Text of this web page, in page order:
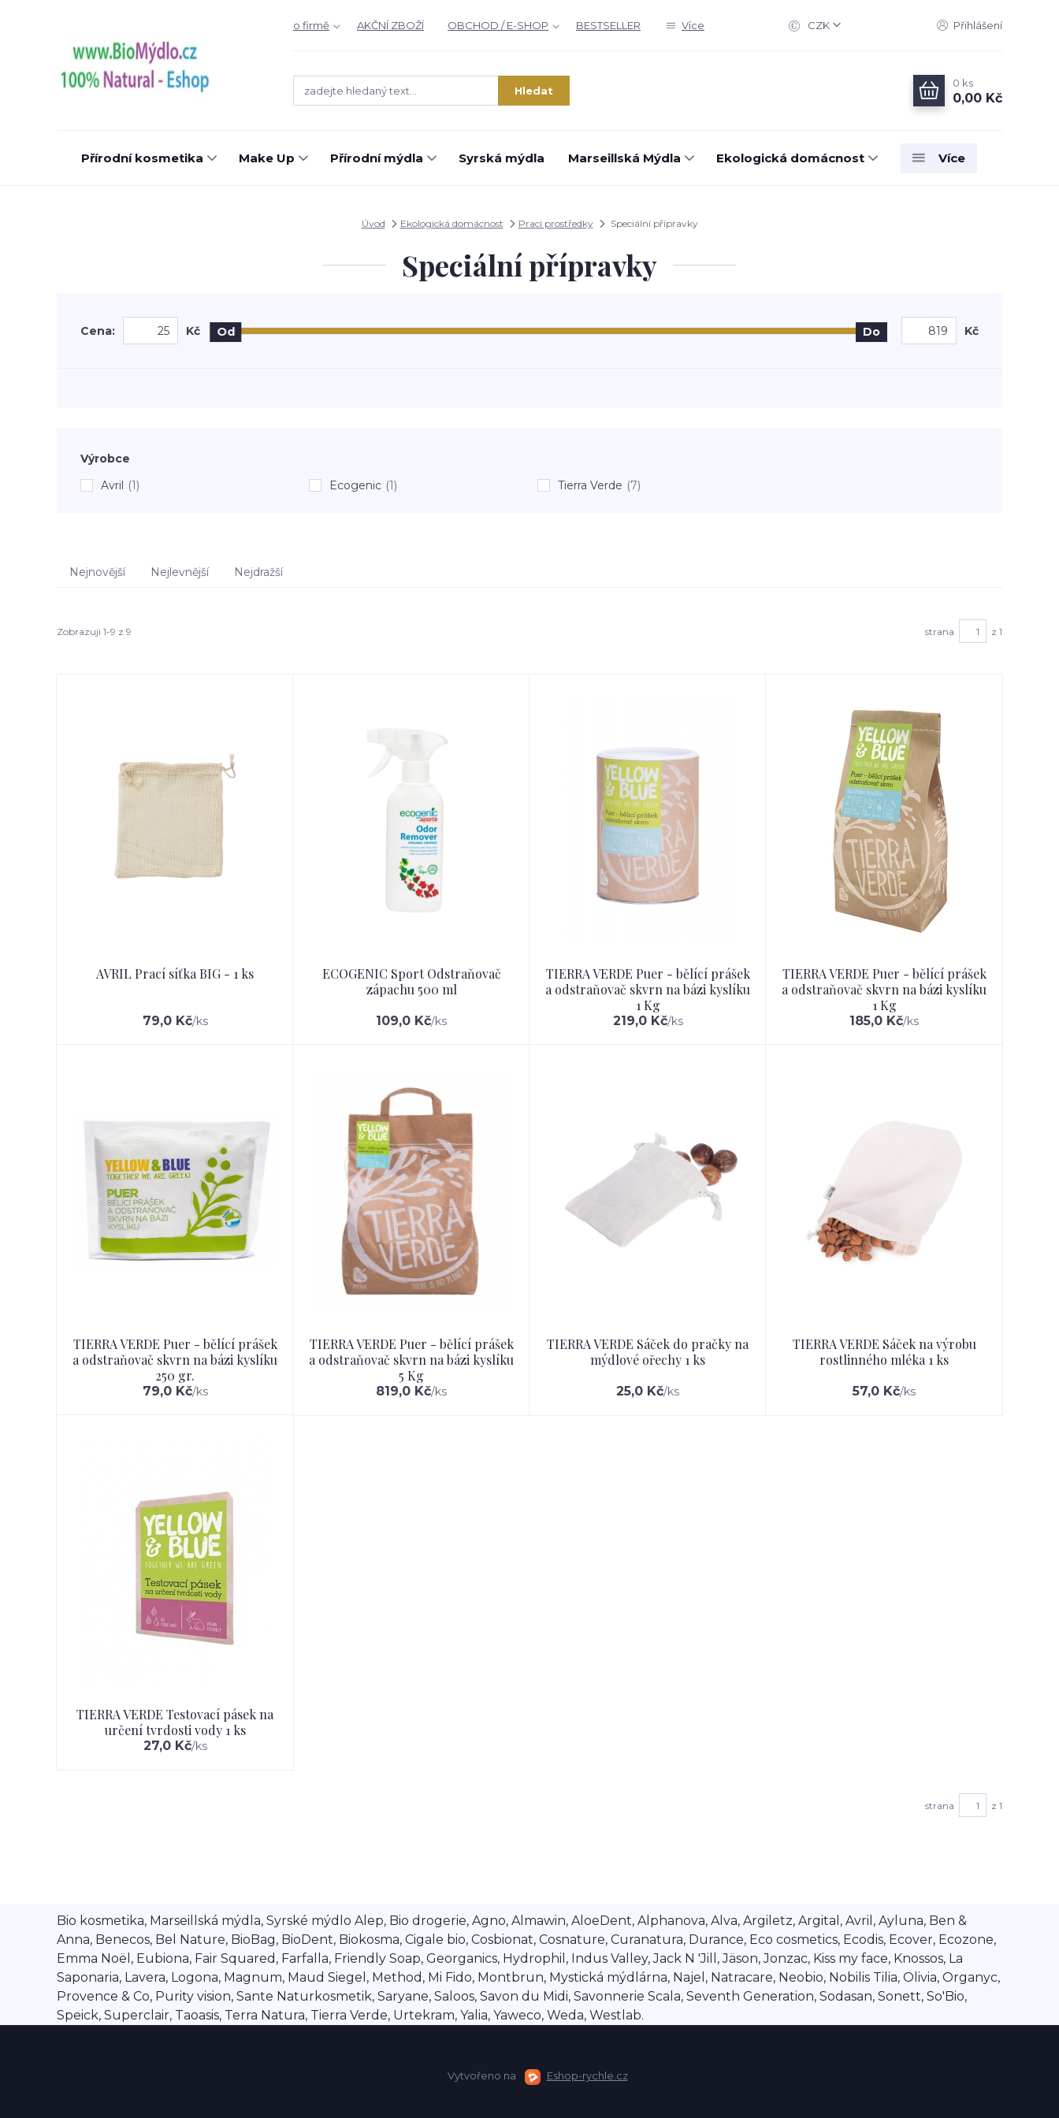
o firmě AKČNÍ ZBOŽÍ OBCHOD / E-SHOP BESTSELLER Více CZK Přihlášení
Hledat
0 ks
0,00 Kč
Přírodní kosmetika Make Up Přírodní mýdla Syrská mýdla Marseillská Mýdla Ekologická domácnost Více
Úvod Ekologická domácnost Prací prostředky Speciální přípravky
Speciální přípravky
Cena: Kč Od Do Kč
Výrobce
Avril (1) Ecogenic (1) Tierra Verde (7)
Nejnovější Nejlevnější Nejdražší
Zobrazuji 1-9 z 9 strana z 1
AVRIL Prací síťka BIG - 1 ks
79,0 Kč/ks
ECOGENIC Sport Odstraňovač
zápachu 500 ml
109,0 Kč/ks
TIERRA VERDE Puer - bělící prášek
a odstraňovač skvrn na bázi kyslíku
1 Kg
219,0 Kč/ks
TIERRA VERDE Puer - bělící prášek
a odstraňovač skvrn na bázi kyslíku
1 Kg
185,0 Kč/ks
TIERRA VERDE Puer - bělící prášek
a odstraňovač skvrn na bázi kyslíku
250 gr.
79,0 Kč/ks
TIERRA VERDE Puer - bělící prášek
a odstraňovač skvrn na bázi kyslíku
5 Kg
819,0 Kč/ks
TIERRA VERDE Sáček do pračky na
mýdlové ořechy 1 ks
25,0 Kč/ks
TIERRA VERDE Sáček na výrobu
rostlinného mléka 1 ks
57,0 Kč/ks
TIERRA VERDE Testovací pásek na
určení tvrdosti vody 1 ks
27,0 Kč/ks
strana z 1
Bio kosmetika, Marseillská mýdla, Syrské mýdlo Alep, Bio drogerie, Agno, Almawin, AloeDent, Alphanova, Alva, Argiletz, Argital, Avril, Ayluna, Ben &
Anna, Benecos, Bel Nature, BioBag, BioDent, Biokosma, Cigale bio, Cosbionat, Cosnature, Curanatura, Durance, Eco cosmetics, Ecodis, Ecover, Ecozone,
Emma Noël, Eubiona, Fair Squared, Farfalla, Friendly Soap, Georganics, Hydrophil, Indus Valley, Jack N 'Jill, Jäson, Jonzac, Kiss my face, Knossos, La
Saponaria, Lavera, Logona, Magnum, Maud Siegel, Method, Mi Fido, Montbrun, Mystická mýdlárna, Najel, Natracare, Neobio, Nobilis Tilia, Olivia, Organyc,
Provence & Co, Purity vision, Sante Naturkosmetik, Saryane, Saloos, Savon du Midi, Savonnerie Scala, Seventh Generation, Sodasan, Sonett, So'Bio,
Speick, Superclair, Taoasis, Terra Natura, Tierra Verde, Urtekram, Yalia, Yaweco, Weda, Westlab.
Vytvořeno na Eshop-rychle.cz